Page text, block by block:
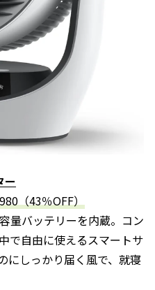
（43％OFF）
量バッテリーを内蔵。コン
で自由に使えるスマートサ
にしっかり届く風で、就寝